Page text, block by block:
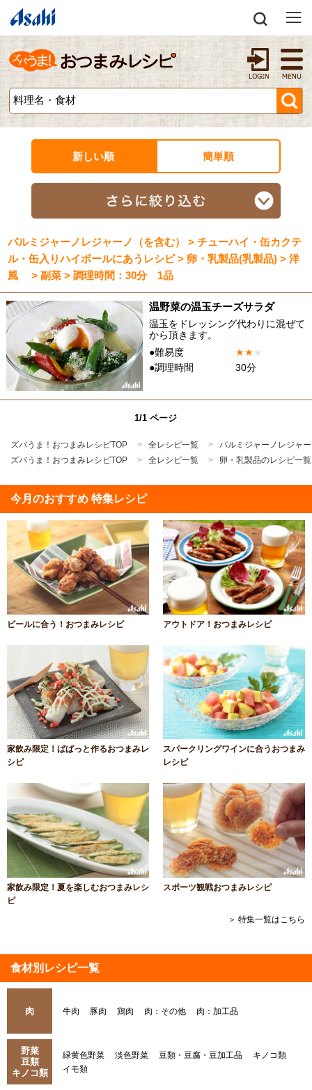
新しい順 簡単順
パルミジャーノレジャーノ（を含む） > チューハイ・缶カクテ
ル・缶入りハイボールにあうレシピ > 卵・乳製品(乳製品) > 洋
風 > 副菜 > 調理時間：30分 1品
温野菜の温玉チーズサラダ
温玉をドレッシング代わりに混ぜて
から頂きます。
●難易度
★★★
●調理時間
30分
1/1 ページ
ズバうま！おつまみレシピTOP 全レシピ一覧
パルミジャーノレジャ
ズバうま！おつまみレシピTOP
全レシピ一覧 卵・乳製品のレシピ一覧
今月のおすすめ 特集レシピ
ビールに合う！おつまみレシピ アウトドア！おつまみレシピ
家飲み限定！ぱぱっと作るおつまみレ
シピ
スパークリングワインに合うおつまみ
レシピ
家飲み限定！夏を楽しむおつまみレシ
ピ
スポーツ観戦おつまみレシピ
＞ 特集一覧はこちら
食材別レシピ一覧
肉 牛肉 豚肉 鶏肉 肉：その他 肉：加工品
野菜
豆類
キノコ類
緑黄色野菜 淡色野菜 豆類・豆腐・豆加工品
キノコ類
イモ類